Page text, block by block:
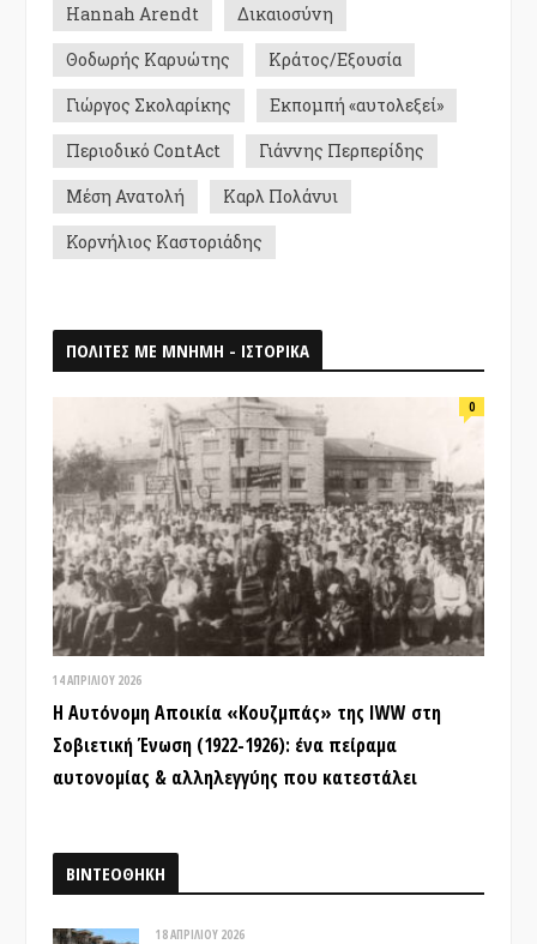
Hannah Arendt
Δικαιοσύνη
Θοδωρής Καρυώτης
Κράτος/Εξουσία
Γιώργος Σκολαρίκης
Εκπομπή «αυτολεξεί»
Περιοδικό ContAct
Γιάννης Περπερίδης
Μέση Ανατολή
Καρλ Πολάνυι
Κορνήλιος Καστοριάδης
ΠΟΛΙΤΕΣ ΜΕ ΜΝΗΜΗ - ΙΣΤΟΡΙΚΑ
0
14 ΑΠΡΙΛΊΟΥ 2026
Η Αυτόνομη Αποικία «Κουζμπάς» της IWW στη
Σοβιετική Ένωση (1922-1926): ένα πείραμα
αυτονομίας & αλληλεγγύης που κατεστάλει
ΒΙΝΤΕΟΘΗΚΗ
18 ΑΠΡΙΛΊΟΥ 2026